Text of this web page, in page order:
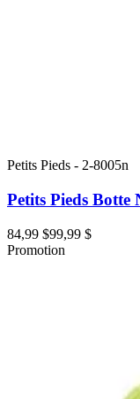
Petits Pieds - 2-8005n
Petits Pieds Botte
84,99 $99,99 $
Promotion